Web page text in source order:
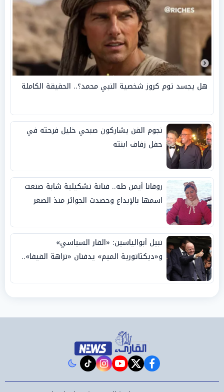
هل يجسد توم كروز شخصية النبي محمد؟.. الحقيقة الكاملة
نجوم الفن يشاركون صبحي خليل فرحته في
حفل زفاف ابنته
روفانا أيمن طه.. فنانة تشكيلية شابة صنعت
اسمها بالإبداع وحصدت الجوائز منذ الصغر
نبيل أبوالياسين: «الفار السياسي»
و«ديكتاتورية الميم» يدفنان «نزاهة الفيفا»..
facebook
twitter
youtube
instagram
tiktok